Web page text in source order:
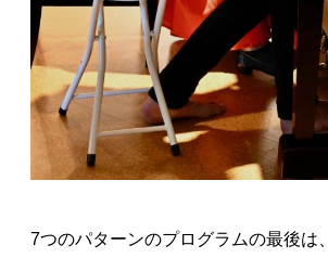
7つのパターンのプログラムの最後は、